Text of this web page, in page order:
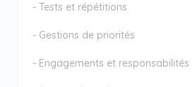
- Tests et répétitions
- Gestions de priorités
- Engagements et responsabilités